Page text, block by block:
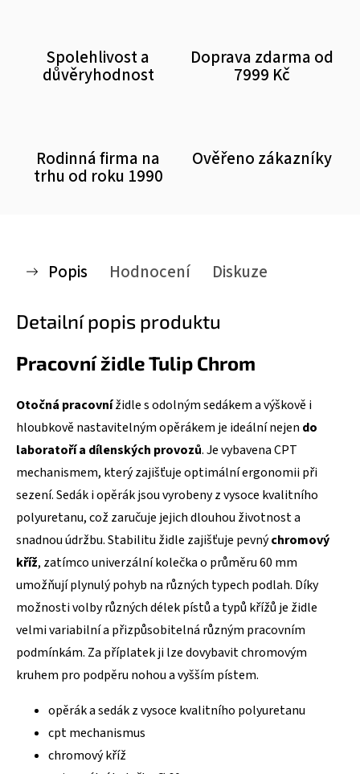
Spolehlivost a
důvěryhodnost
Doprava zdarma od
7999 Kč
Rodinná firma na
trhu od roku 1990
Ověřeno zákazníky
Popis Hodnocení Diskuze
Detailní popis produktu
Pracovní židle Tulip Chrom
Otočná pracovnížidle s odolným sedákem a výškově i
hloubkově nastavitelným opěrákem je ideální nejen do
laboratoří a dílenských provozů. Je vybavena CPT
mechanismem, který zajišťuje optimální ergonomii při
sezení. Sedák i opěrák jsou vyrobeny z vysoce kvalitního
polyuretanu, což zaručuje jejich dlouhou životnost a
snadnou údržbu. Stabilitu židle zajišťuje pevnýchromový
kříž, zatímco univerzální kolečka o průměru 60 mm
umožňují plynulý pohyb na různých typech podlah. Díky
možnosti volby různých délek pístů a typů křížů je židle
velmi variabilní a přizpůsobitelná různým pracovním
podmínkám. Za příplatek ji lze dovybavit chromovým
kruhem pro podpěru nohou a vyšším pístem.
opěrák a sedák z vysoce kvalitního polyuretanu
cpt mechanismus
chromový kříž